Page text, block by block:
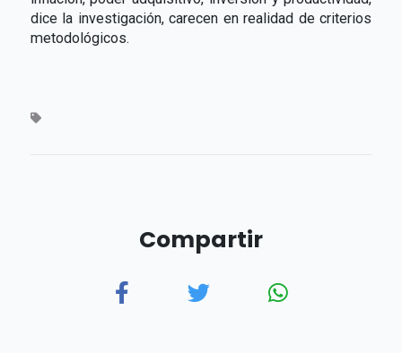
dice la investigación, carecen en realidad de criterios
metodológicos.
Compartir